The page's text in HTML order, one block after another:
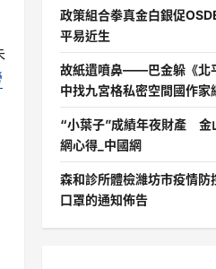
政策組合拳真金白銀促
平易近生
故紙遺噴鼻——巴金躲《北
中找九宮格私密空間國作家
“小葉子”成績年夜財產 金
網心得_中國網
森和診所體檢濰坊市疫情
口罩的通知佈告